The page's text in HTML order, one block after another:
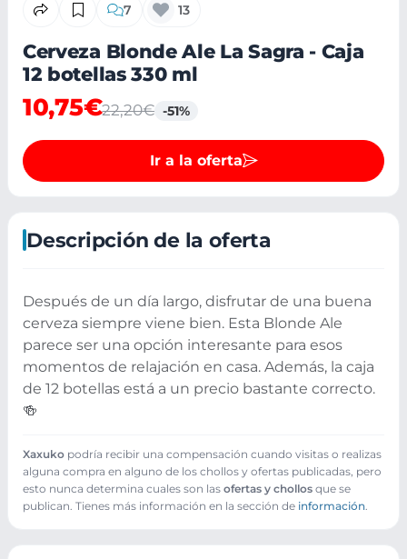
7 13
Cerveza Blonde Ale La Sagra - Caja
12 botellas 330 ml
10,75€22,20€ -51%
Ir a la oferta
Descripción de la oferta
Después de un día largo, disfrutar de una buena
cerveza siempre viene bien. Esta Blonde Ale
parece ser una opción interesante para esos
momentos de relajación en casa. Además, la caja
de 12 botellas está a un precio bastante correcto.
🍻
Xaxuko podría recibir una compensación cuando visitas o realizas
alguna compra en alguno de los chollos y ofertas publicadas, pero
esto nunca determina cuales son las ofertas y chollos que se
publican. Tienes más información en la sección de información.